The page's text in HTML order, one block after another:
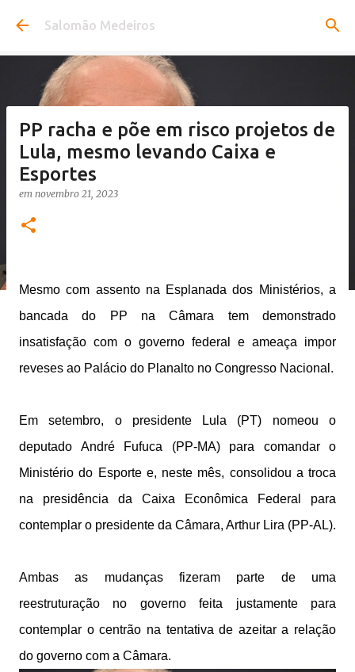
Pular para o conteúdo principal
Salomão Medeiros
PP racha e põe em risco projetos de
Lula, mesmo levando Caixa e
Esportes
em novembro 21, 2023
Mesmo com assento na Esplanada dos Ministérios, a
bancada do PP na Câmara tem demonstrado
insatisfação com o governo federal e ameaça impor
reveses ao Palácio do Planalto no Congresso Nacional.
Em setembro, o presidente Lula (PT) nomeou o
deputado André Fufuca (PP-MA) para comandar o
Ministério do Esporte e, neste mês, consolidou a troca
na presidência da Caixa Econômica Federal para
contemplar o presidente da Câmara, Arthur Lira (PP-AL).
Ambas as mudanças fizeram parte de uma
reestruturação no governo feita justamente para
contemplar o centrão na tentativa de azeitar a relação
do governo com a Câmara.